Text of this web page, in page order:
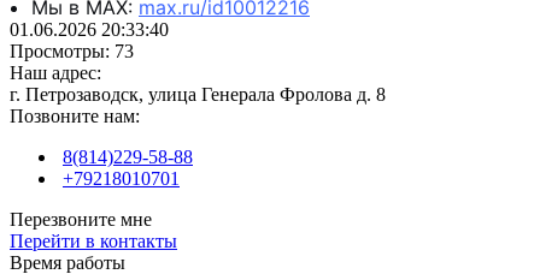
Мы в MAX: max.ru/id10012216
01.06.2026 20:33:40
Просмотры: 73
Наш адрес:
г. Петрозаводск, улица Генерала Фролова д. 8
Позвоните нам:
8(814)229-58-88
+79218010701
Перезвоните мне
Перейти в контакты
Время работы